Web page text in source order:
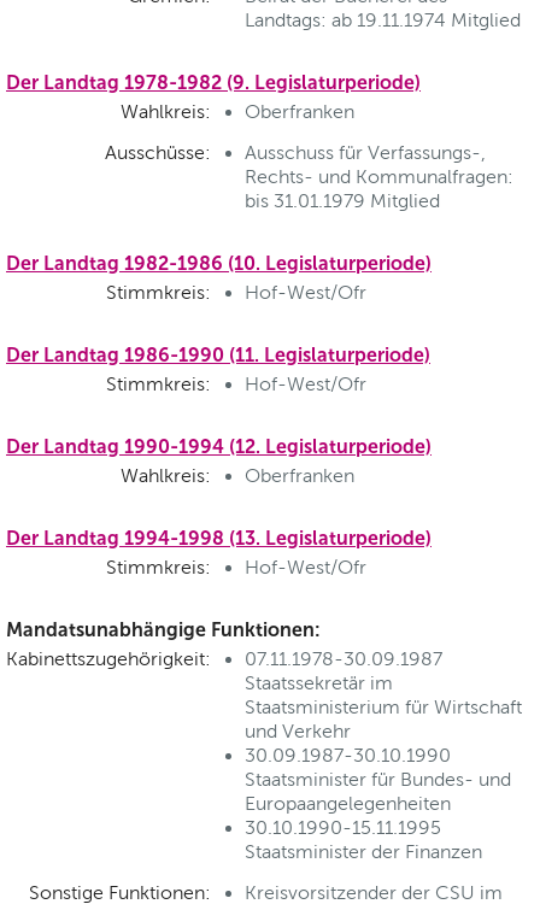
Landtags: ab 19.11.1974 Mitglied
Der Landtag 1978-1982 (9. Legislaturperiode)
Wahlkreis:
Oberfranken
Ausschüsse:
Ausschuss für Verfassungs-,
Rechts- und Kommunalfragen:
bis 31.01.1979 Mitglied
Der Landtag 1982-1986 (10. Legislaturperiode)
Stimmkreis: Hof-West/Ofr
Der Landtag 1986-1990 (11. Legislaturperiode)
Stimmkreis: Hof-West/Ofr
Der Landtag 1990-1994 (12. Legislaturperiode)
Wahlkreis: Oberfranken
Der Landtag 1994-1998 (13. Legislaturperiode)
Stimmkreis: Hof-West/Ofr
Mandatsunabhängige Funktionen:
Kabinettszugehörigkeit:
07.11.1978-30.09.1987
Staatssekretär im
Staatsministerium für Wirtschaft
und Verkehr
30.09.1987-30.10.1990
Staatsminister für Bundes- und
Europaangelegenheiten
30.10.1990-15.11.1995
Staatsminister der Finanzen
Sonstige Funktionen:
Kreisvorsitzender der CSU im